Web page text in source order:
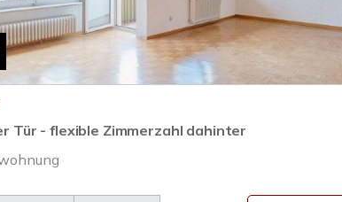
Tür - flexible Zimmerzahl dahinter